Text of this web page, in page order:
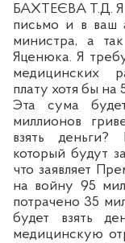
БАХТЕЄ ВА Т.Д. Я
письмо и в ваш
министра, а
Яценюка. Я
медицинских
плату хотя бы на
Эта сума
миллионов
взять
который будут
что заявляет
на войну 95
потрачено 35
будет взять
медицинскую